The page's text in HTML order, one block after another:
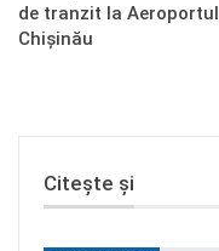
de tranzit la Aeroportul
Chișinău
Citește și